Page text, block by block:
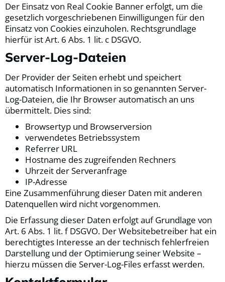
Der Einsatz von Real Cookie Banner erfolgt, um die
gesetzlich vorgeschriebenen Einwilligungen für den
Einsatz von Cookies einzuholen. Rechtsgrundlage
hierfür ist Art. 6 Abs. 1 lit. c DSGVO.
Server-Log-Dateien
Der Provider der Seiten erhebt und speichert
automatisch Informationen in so genannten Server-
Log-Dateien, die Ihr Browser automatisch an uns
übermittelt. Dies sind:
Browsertyp und Browserversion
verwendetes Betriebssystem
Referrer URL
Hostname des zugreifenden Rechners
Uhrzeit der Serveranfrage
IP-Adresse
Eine Zusammenführung dieser Daten mit anderen
Datenquellen wird nicht vorgenommen.
Die Erfassung dieser Daten erfolgt auf Grundlage von
Art. 6 Abs. 1 lit. f DSGVO. Der Websitebetreiber hat ein
berechtigtes Interesse an der technisch fehlerfreien
Darstellung und der Optimierung seiner Website –
hierzu müssen die Server-Log-Files erfasst werden.